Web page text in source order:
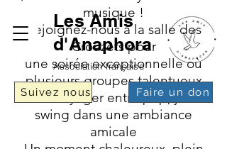
Faire un don
Suivez nous
Les Amis
d'Anaphora
Association française
musique !
Rejoignez-nous à la salle des
Crouzets pour
une soirée exceptionnelle où
plusieurs groupes talentueux
feront voyager entre pop, jazz et
swing dans une ambiance
amicale